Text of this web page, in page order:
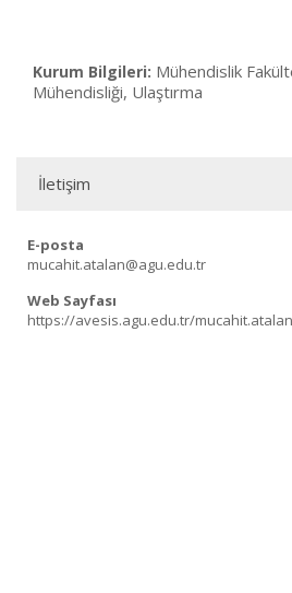
Kurum Bilgileri: Mühendislik
Mühendisliği, Ulaştırma
İletişim
E-posta
mucahit.atalan@agu.edu.tr
Web Sayfası
https://avesis.agu.edu.tr/mucahit.atalan